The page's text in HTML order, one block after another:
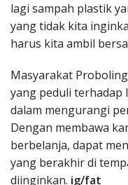
lagi sampah plastik
yang tidak kita
harus kita ambil
Masyarakat
yang peduli
dalam mengurangi
Dengan membawa
berbelanja, dapat
yang berakhir di
diinginkan. ig/fat